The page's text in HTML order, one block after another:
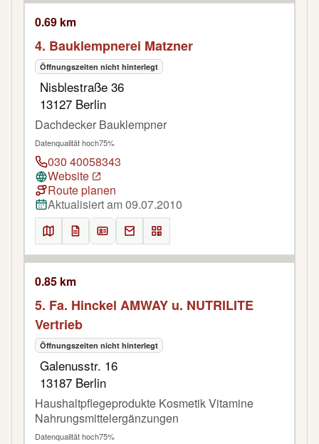
0.69 km
4. Bauklempnerei Matzner
Öffnungszeiten nicht hinterlegt
Nisblestraße 36
13127 Berlin
Dachdecker Bauklempner
Datenqualität hoch75%
030 40058343
Website
Route planen
Aktualisiert am 09.07.2010
0.85 km
5. Fa. Hinckel AMWAY u. NUTRILITE
Vertrieb
Öffnungszeiten nicht hinterlegt
Galenusstr. 16
13187 Berlin
Haushaltpflegeprodukte Kosmetik Vitamine
Nahrungsmittelergänzungen
Datenqualität hoch75%